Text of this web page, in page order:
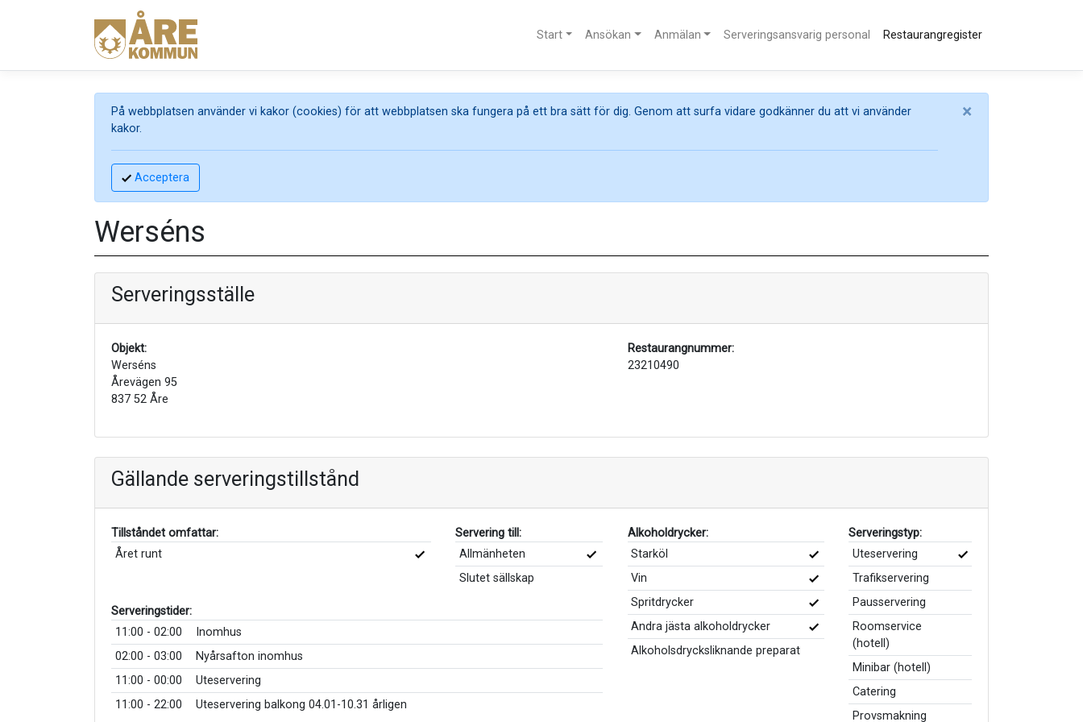
Start Ansökan Anmälan Serveringsansvarig personal Restaurangregister
På webbplatsen använder vi kakor (cookies) för att webbplatsen ska fungera på ett bra sätt för dig. Genom att surfa vidare godkänner du att vi använder
kakor.
Acceptera
×
Werséns
Serveringsställe
Objekt:
Werséns
Årevägen 95
837 52 Åre
Restaurangnummer:
23210490
Gällande serveringstillstånd
Tillståndet omfattar:
Året runt
Servering till:
Allmänheten
Slutet sällskap
Serveringstider:
11:00 - 02:00
Inomhus
02:00 - 03:00
Nyårsafton inomhus
11:00 - 00:00
Uteservering
11:00 - 22:00
Uteservering balkong 04.01-10.31 årligen
Alkoholdrycker:
Starköl
Vin
Spritdrycker
Andra jästa alkoholdrycker
Alkoholsdrycksliknande preparat
Serveringstyp:
Uteservering
Trafikservering
Pausservering
Roomservice
(hotell)
Minibar (hotell)
Catering
Provsmakning